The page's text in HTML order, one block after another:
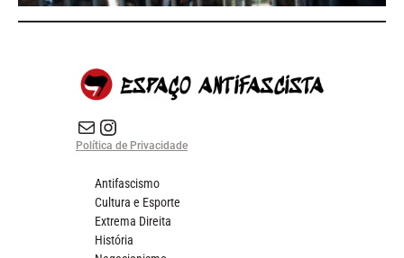
E-mail Instagram do Espaço Antifascista
Política de Privacidade
Antifascismo
Cultura e Esporte
Extrema Direita
História